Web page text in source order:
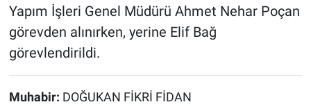
Yapım İşleri Genel Müdürü Ahmet Nehar Poçan
görevden alınırken, yerine Elif Bağ
görevlendirildi.
Muhabir: DOĞUKAN FİKRİ FİDAN